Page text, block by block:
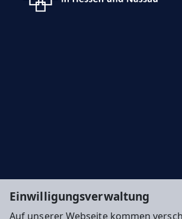
Einwilligungsverwaltung
Auf unserer Webseite kommen